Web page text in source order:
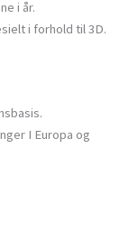
i år.
i forhold til 3D.
I Europa og